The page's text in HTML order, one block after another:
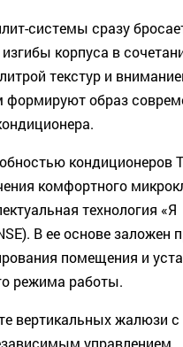
системы сразу
корпуса в
текстур и
формируют образ
кондиционеров
комфортного
технология «Я
В ее основе заложен
помещения и
режима работы.
вертикальных жалюзи с
управлением